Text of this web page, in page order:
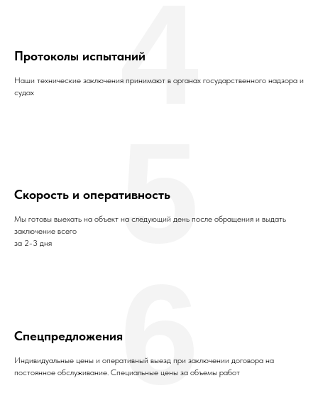
Протоколы испытаний
Наши технические заключения принимают в органах государственного надзора и
судах
4
Скорость и оперативность
Мы готовы выехать на объект на следующий день после обращения и выдать
заключение всего
за 2-3 дня
5
Спецпредложения
Индивидуальные цены и оперативный выезд при заключении договора на
постоянное обслуживание. Специальные цены за объемы работ
6